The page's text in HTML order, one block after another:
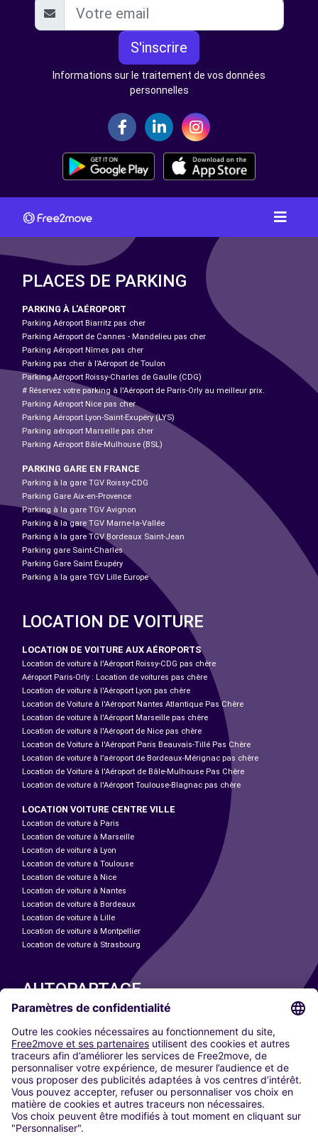
S'inscrire
Informations sur le traitement de vos données
personnelles
PLACES DE PARKING
PARKING À L'AÉROPORT
Parking Aéroport Biarritz pas cher
Parking Aéroport de Cannes - Mandelieu pas cher
Parking Aéroport Nîmes pas cher
Parking pas cher à l’Aéroport de Toulon
Parking Aéroport Roissy-Charles de Gaulle (CDG)
# Réservez votre parking à l'Aéroport de Paris-Orly au meilleur prix.
Parking Aéroport Nice pas cher
Parking Aéroport Lyon-Saint-Exupéry (LYS)
Parking aéroport Marseille pas cher
Parking Aéroport Bâle-Mulhouse (BSL)
PARKING GARE EN FRANCE
Parking à la gare TGV Roissy-CDG
Parking Gare Aix-en-Provence
Parking à la gare TGV Avignon
Parking à la gare TGV Marne-la-Vallée
Parking à la gare TGV Bordeaux Saint-Jean
Parking gare Saint-Charles
Parking Gare Saint Exupéry
Parking à la gare TGV Lille Europe
LOCATION DE VOITURE
LOCATION DE VOITURE AUX AÉROPORTS
Location de voiture à l'Aéroport Roissy-CDG pas chère
Aéroport Paris-Orly : Location de voitures pas chère
Location de voiture à l'Aéroport Lyon pas chère
Location de Voiture à l'Aéroport Nantes Atlantique Pas Chère
Location de voiture à l'Aéroport Marseille pas chère
Location de voiture à l'Aéroport de Nice pas chère
Location de Voiture à l'Aéroport Paris Beauvais-Tillé Pas Chère
Location de voiture à l’aéroport de Bordeaux-Mérignac pas chère
Location de Voiture à l'Aéroport de Bâle-Mulhouse Pas Chère
Location de voiture à l'Aéroport Toulouse-Blagnac pas chère
LOCATION VOITURE CENTRE VILLE
Location de voiture à Paris
Location de voiture à Marseille
Location de voiture à Lyon
Location de voiture à Toulouse
Location de voiture à Nice
Location de voiture à Nantes
Location de voiture à Bordeaux
Location de voiture à Lille
Location de voiture à Montpellier
Location de voiture à Strasbourg
AUTOPARTAGE
Paris
Madrid
Washington DC
Milan
Rome
Turin
Vienne
Berlin